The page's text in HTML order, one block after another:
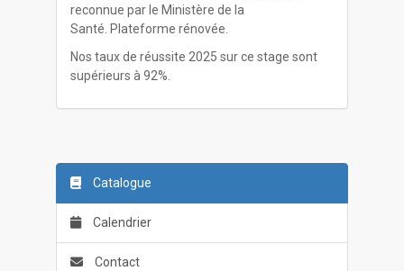
reconnue par le Ministère de la
Santé. Plateforme rénovée.
Nos taux de réussite 2025 sur ce stage sont
supérieurs à 92%.
Catalogue
Calendrier
Contact